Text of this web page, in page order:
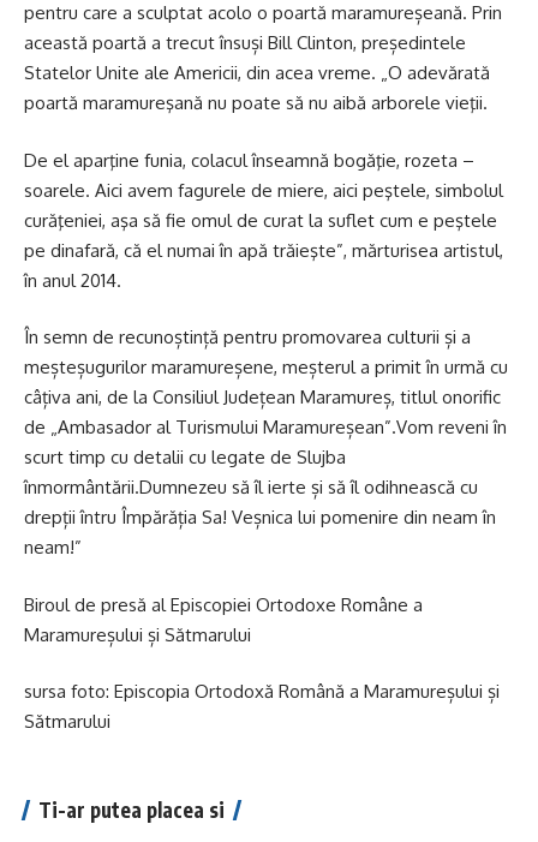
pentru care a sculptat acolo o poartă maramureșeană. Prin
această poartă a trecut însuși Bill Clinton, președintele
Statelor Unite ale Americii, din acea vreme. „O adevărată
poartă maramureşană nu poate să nu aibă arborele vieţii.
De el aparţine funia, colacul înseamnă bogăţie, rozeta –
soarele. Aici avem fagurele de miere, aici peştele, simbolul
curăţeniei, aşa să fie omul de curat la suflet cum e peştele
pe dinafară, că el numai în apă trăieşte”, mărturisea artistul,
în anul 2014.
În semn de recunoștință pentru promovarea culturii și a
meșteșugurilor maramureșene, meșterul a primit în urmă cu
câțiva ani, de la Consiliul Județean Maramureș, titlul onorific
de „Ambasador al Turismului Maramureșean”.Vom reveni în
scurt timp cu detalii cu legate de Slujba
înmormântării.Dumnezeu să îl ierte și să îl odihnească cu
drepții întru Împărăția Sa! Veșnica lui pomenire din neam în
neam!”
Biroul de presă al Episcopiei Ortodoxe Române a
Maramureșului și Sătmarului
sursa foto: Episcopia Ortodoxă Română a Maramureșului și
Sătmarului
Ti-ar putea placea si